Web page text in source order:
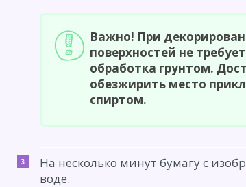
Важно! При
поверхностей не
обработка грунтом.
обезжирить место
спиртом.
На несколько минут бумагу с
воде.